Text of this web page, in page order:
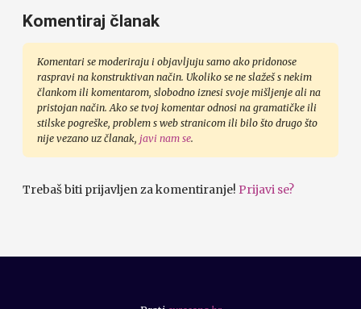
Komentiraj članak
Komentari se moderiraju i objavljuju samo ako pridonose
raspravi na konstruktivan način. Ukoliko se ne slažeš s nekim
člankom ili komentarom, slobodno iznesi svoje mišljenje ali na
pristojan način. Ako se tvoj komentar odnosi na gramatičke ili
stilske pogreške, problem s web stranicom ili bilo što drugo što
nije vezano uz članak, javi nam se.
Trebaš biti prijavljen za komentiranje! Prijavi se?